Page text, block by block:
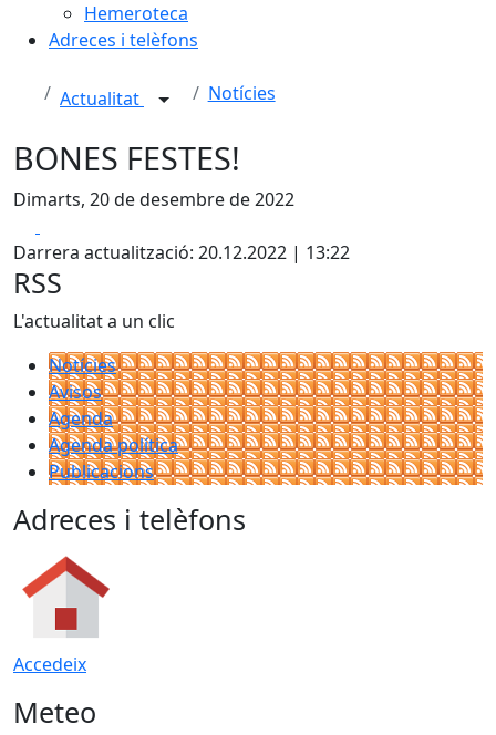
Hemeroteca
Adreces i telèfons
Actualitat Notícies
BONES FESTES!
Dimarts, 20 de desembre de 2022
Darrera actualització: 20.12.2022 | 13:22
RSS
L'actualitat a un clic
Notícies
Avisos
Agenda
Agenda política
Publicacions
Adreces i telèfons
Accedeix
Meteo